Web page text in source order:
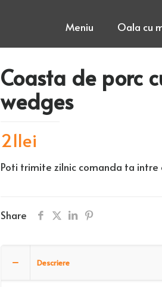
Meniu Oala cu
Coasta de porc
wedges
21lei
Poti trimite zilnic comanda ta intre
Share
Descriere